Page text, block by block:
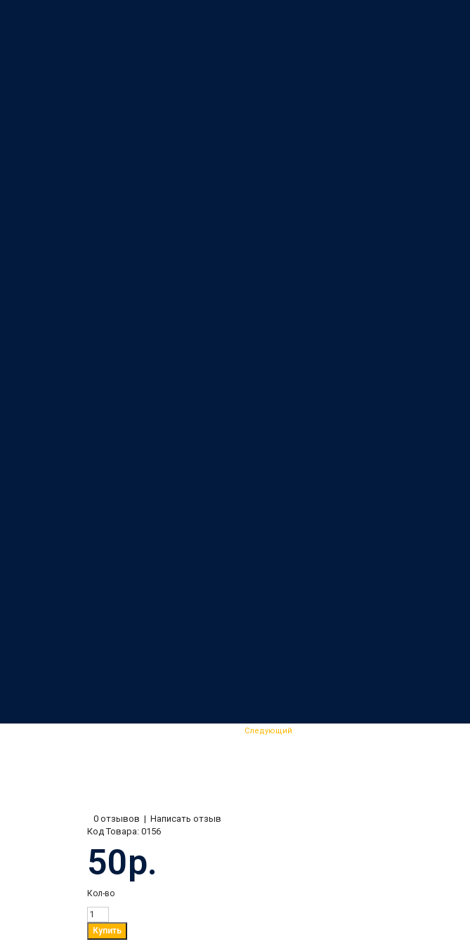
Следующий
0 отзывов | Написать отзыв
Код Товара: 0156
50р.
Кол-во